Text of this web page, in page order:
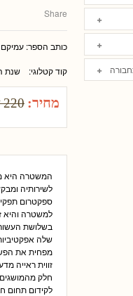
Share
כותב הספר:
קוד קטלוגי: שנת
מחיר: 220 ש"ח
המשטרה היא
לשירותיה
ספקטרום
למשטרה והיא
בשלושת
שלה
מפחית את
זווית ראייה
חלק
לקידום תחום